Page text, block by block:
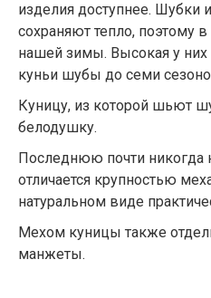
изделия доступнее. Шубки
сохраняют тепло, поэтому
нашей зимы. Высокая у них
куньи шубы до семи
Куницу, из которой шьют
белодушку.
Последнюю почти никогда
отличается крупностью
натуральном виде
Мехом куницы также
манжеты.